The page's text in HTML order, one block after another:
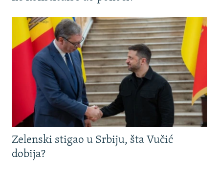
Zelenski stigao u Srbiju, šta Vučić
dobija?